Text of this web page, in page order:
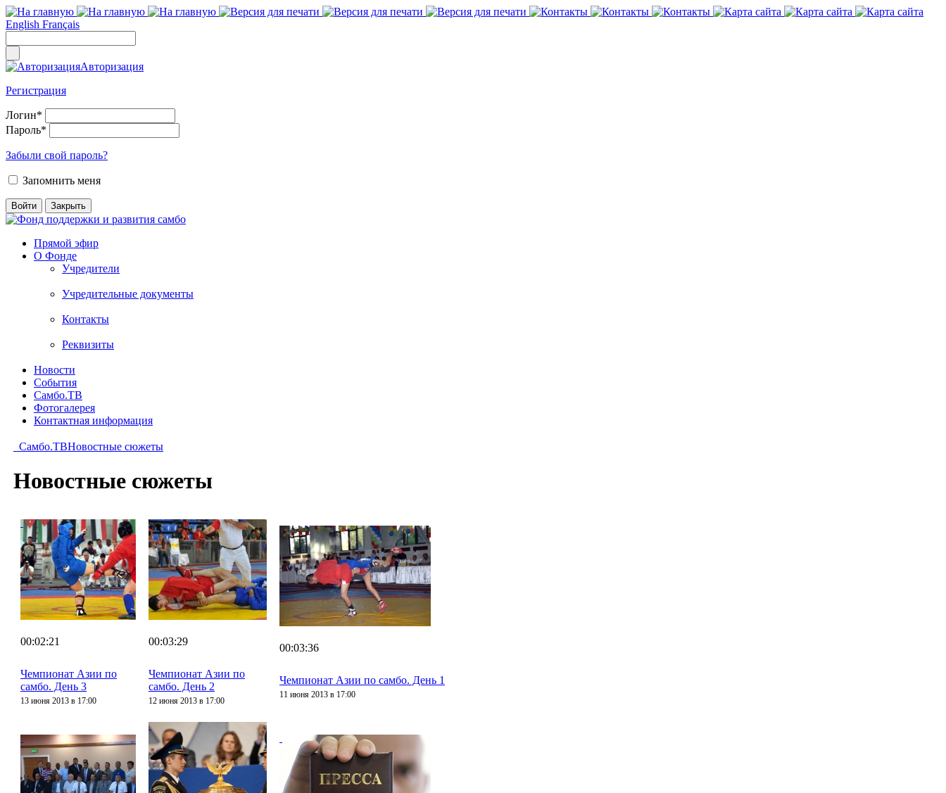
English Français
Авторизация
Регистрация
Логин*
Пароль*
Забыли свой пароль?
Запомнить меня
Прямой эфир
О Фонде
Учредители
Учредительные документы
Контакты
Реквизиты
Новости
События
Самбо.ТВ
Фотогалерея
Контактная информация
Самбо.ТВНовостные сюжеты
Новостные сюжеты
00:02:21
Чемпионат Азии по
самбо. День 3
13 июня 2013 в 17:00
00:03:29
Чемпионат Азии по
самбо. День 2
12 июня 2013 в 17:00
00:03:36
Чемпионат Азии по самбо. День 1
11 июня 2013 в 17:00